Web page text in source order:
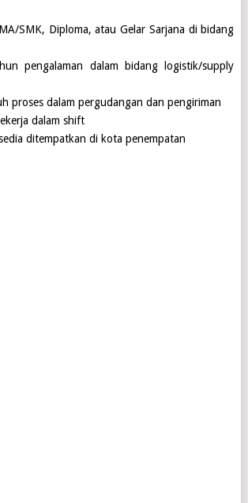
SMK, Diploma, atau Gelar Sarjana di bidang
pengalaman dalam bidang logistik/supply
proses dalam pergudangan dan pengiriman
dalam shift
ditempatkan di kota penempatan